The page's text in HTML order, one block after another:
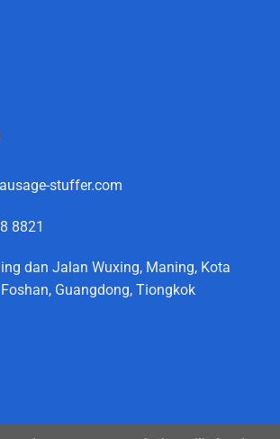
stuffer.com
8821
dan Jalan Wuxing, Maning, Kota
Guangdong, Tiongkok